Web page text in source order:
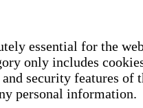
essential for the
only includes
security features of
personal information.